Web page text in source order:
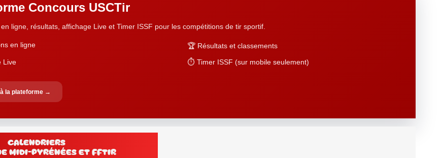
Concours USCTir
ligne, résultats, affichage Live et Timer ISSF pour les compétitions de tir sportif.
en ligne
🏆 Résultats et classements
Live
⏱️ Timer ISSF (sur mobile seulement)
la plateforme →
Calendriers
Midi-Pyrénées et FFtir